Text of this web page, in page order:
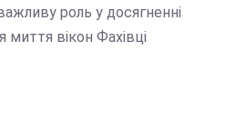
роль у досягненні
вікон Фахівці